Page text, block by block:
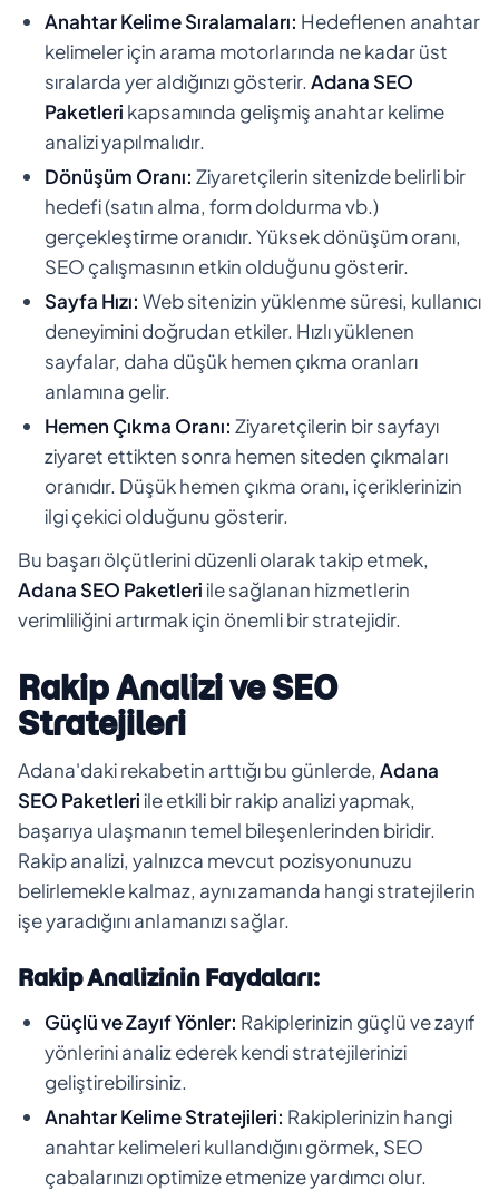
Anahtar Kelime Sıralamaları: Hedeflenen anahtar
kelimeler için arama motorlarında ne kadar üst
sıralarda yer aldığınızı gösterir. Adana SEO
Paketleri kapsamında gelişmiş anahtar kelime
analizi yapılmalıdır.
Dönüşüm Oranı: Ziyaretçilerin sitenizde belirli bir
hedefi (satın alma, form doldurma vb.)
gerçekleştirme oranıdır. Yüksek dönüşüm oranı,
SEO çalışmasının etkin olduğunu gösterir.
Sayfa Hızı: Web sitenizin yüklenme süresi, kullanıcı
deneyimini doğrudan etkiler. Hızlı yüklenen
sayfalar, daha düşük hemen çıkma oranları
anlamına gelir.
Hemen Çıkma Oranı: Ziyaretçilerin bir sayfayı
ziyaret ettikten sonra hemen siteden çıkmaları
oranıdır. Düşük hemen çıkma oranı, içeriklerinizin
ilgi çekici olduğunu gösterir.
Bu başarı ölçütlerini düzenli olarak takip etmek,
Adana SEO Paketleriile sağlanan hizmetlerin
verimliliğini artırmak için önemli bir stratejidir.
Rakip Analizi ve SEO
Stratejileri
Adana'daki rekabetin arttığı bu günlerde, Adana
SEO Paketleriile etkili bir rakip analizi yapmak,
başarıya ulaşmanın temel bileşenlerinden biridir.
Rakip analizi, yalnızca mevcut pozisyonunuzu
belirlemekle kalmaz, aynı zamanda hangi stratejilerin
işe yaradığını anlamanızı sağlar.
Rakip Analizinin Faydaları:
Güçlü ve Zayıf Yönler: Rakiplerinizin güçlü ve zayıf
yönlerini analiz ederek kendi stratejilerinizi
geliştirebilirsiniz.
Anahtar Kelime Stratejileri: Rakiplerinizin hangi
anahtar kelimeleri kullandığını görmek, SEO
çabalarınızı optimize etmenize yardımcı olur.